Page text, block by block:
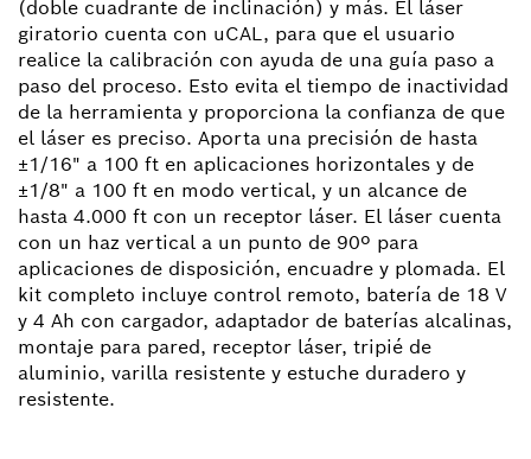
(doble cuadrante de inclinación) y más. El láser
giratorio cuenta con uCAL, para que el usuario
realice la calibración con ayuda de una guía paso a
paso del proceso. Esto evita el tiempo de inactividad
de la herramienta y proporciona la confianza de que
el láser es preciso. Aporta una precisión de hasta
±1/16" a 100 ft en aplicaciones horizontales y de
±1/8" a 100 ft en modo vertical, y un alcance de
hasta 4.000 ft con un receptor láser. El láser cuenta
con un haz vertical a un punto de 90º para
aplicaciones de disposición, encuadre y plomada. El
kit completo incluye control remoto, batería de 18 V
y 4 Ah con cargador, adaptador de baterías alcalinas,
montaje para pared, receptor láser, tripié de
aluminio, varilla resistente y estuche duradero y
resistente.